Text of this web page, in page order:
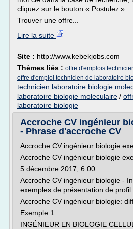
cliquez sur le bouton « Postulez ».
Trouver une offre...
Lire la suite
Site : http://www.kebekjobs.com
Thèmes liés : offre d'emplois
offre d'emploi technicien de laboratoire
technicien laboratoire biologie
laboratoire biologie moleculaire /
laboratoire biologie
Accroche CV ingénieur
- Phrase d'accroche CV
Accroche CV ingénieur biologie
Accroche CV ingénieur biologie
5 décembre 2017, 6:00
Accroche CV ingénieur biologie -
exemples de présentation de profil
Accroche CV ingénieur biologie:
Exemple 1
INGÉNIEUR EN BIOLOGIE